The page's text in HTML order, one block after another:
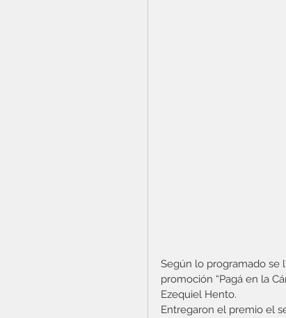
Según lo programado se
promoción “Pagá en la
Ezequiel Hento.
Entregaron el premio el